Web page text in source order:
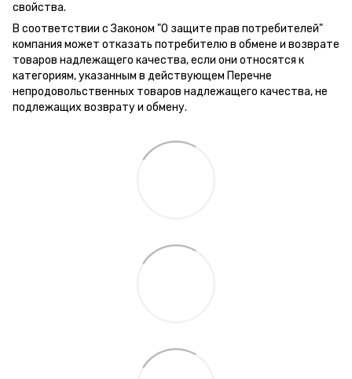
свойства.
В соответствии с Законом "О защите прав потребителей"
компания может отказать потребителю в обмене и возврате
товаров надлежащего качества, если они относятся к
категориям, указанным в действующем Перечне
непродовольственных товаров надлежащего качества, не
подлежащих возврату и обмену.